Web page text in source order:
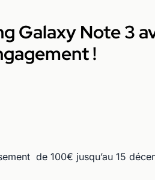
Galaxy Note 3
!
de 100€ jusqu’au 15